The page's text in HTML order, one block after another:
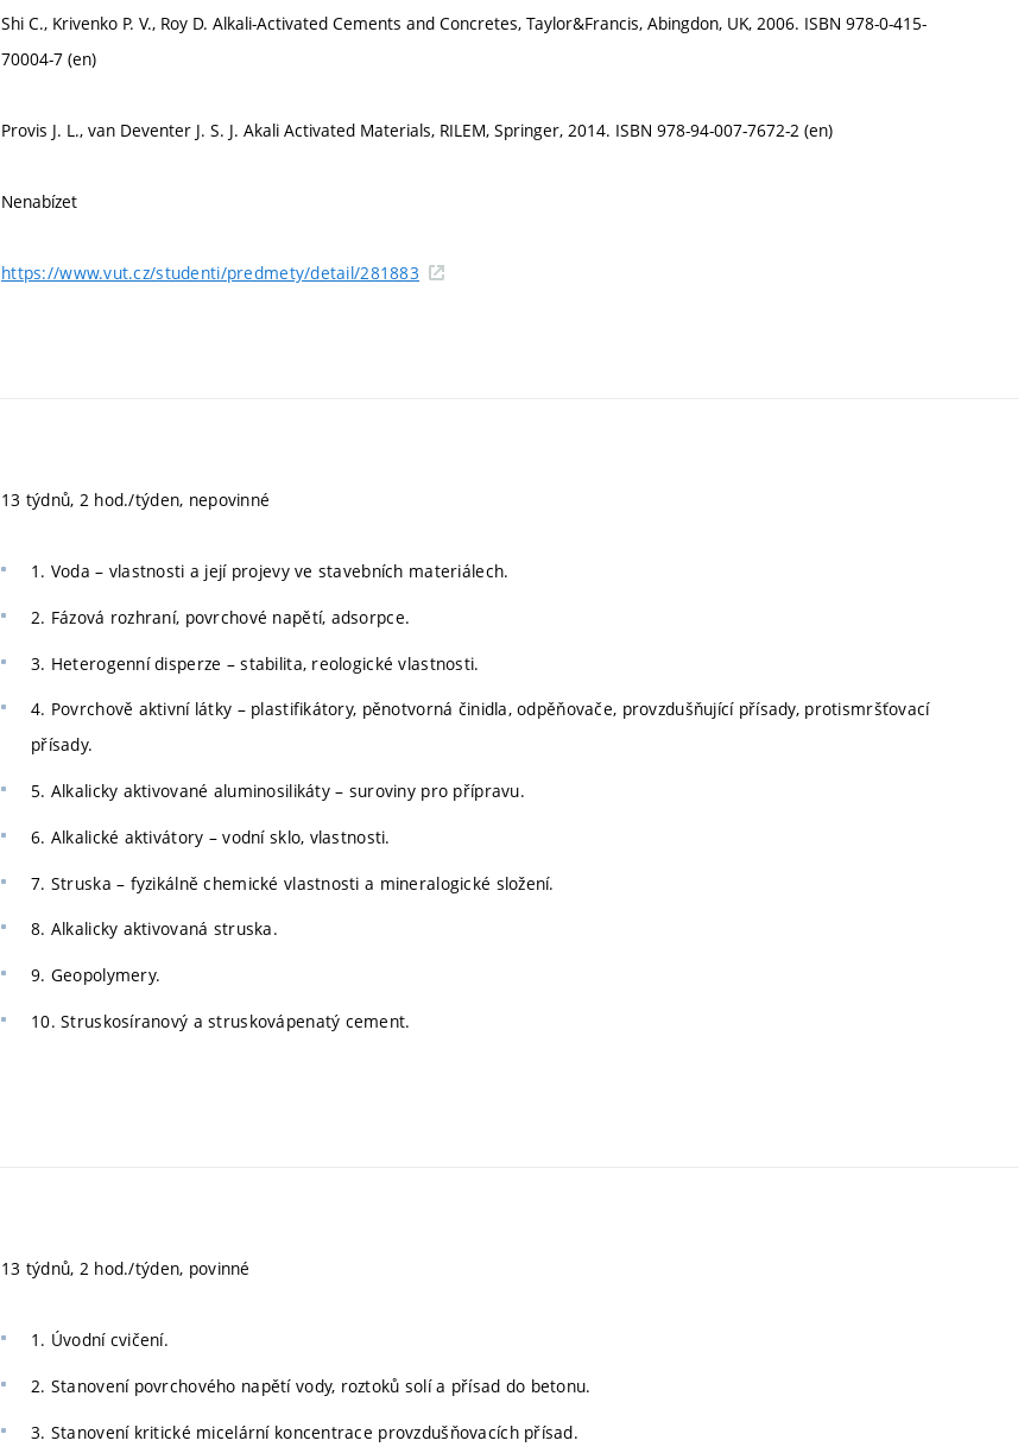
Shi C., Krivenko P. V., Roy D. Alkali-Activated Cements and Concretes, Taylor&Francis, Abingdon, UK, 2006. ISBN 978-0-415-
70004-7 (en)
Provis J. L., van Deventer J. S. J. Akali Activated Materials, RILEM, Springer, 2014. ISBN 978-94-007-7672-2 (en)
Nenabízet
https://www.vut.cz/studenti/predmety/detail/281883
13 týdnů, 2 hod./týden, nepovinné
1. Voda – vlastnosti a její projevy ve stavebních materiálech.
2. Fázová rozhraní, povrchové napětí, adsorpce.
3. Heterogenní disperze – stabilita, reologické vlastnosti.
4. Povrchově aktivní látky – plastifikátory, pěnotvorná činidla, odpěňovače, provzdušňující přísady, protismršťovací
přísady.
5. Alkalicky aktivované aluminosilikáty – suroviny pro přípravu.
6. Alkalické aktivátory – vodní sklo, vlastnosti.
7. Struska – fyzikálně chemické vlastnosti a mineralogické složení.
8. Alkalicky aktivovaná struska.
9. Geopolymery.
10. Struskosíranový a struskovápenatý cement.
13 týdnů, 2 hod./týden, povinné
1. Úvodní cvičení.
2. Stanovení povrchového napětí vody, roztoků solí a přísad do betonu.
3. Stanovení kritické micelární koncentrace provzdušňovacích přísad.